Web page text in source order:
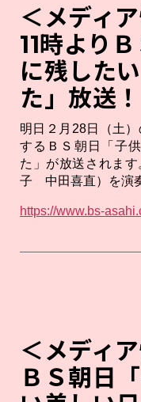
ゴ
リ
ー
＜メディ
11時より
に残した
た」放送！
明日２月28日（土
するＢＳ朝日「子
た」が放送されま
子 中田喜直）を演
https://www.bs-
ゴ
リ
ー
＜メディ
ＢＳ朝日